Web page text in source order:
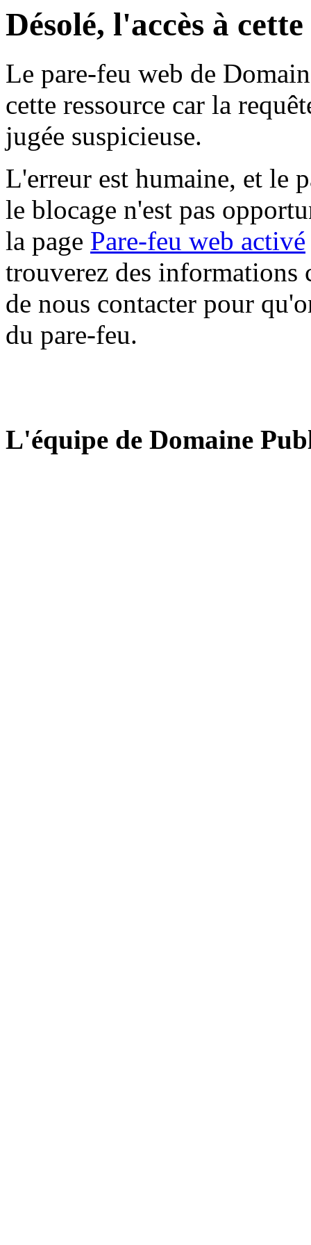
Désolé, l'accès à
Le pare-feu web de
cette ressource car la
jugée suspicieuse.
L'erreur est humaine, et le
le blocage n'est pas
la page Pare-feu web activé
trouverez des informations
de nous contacter pour
du pare-feu.
L'équipe de Domaine